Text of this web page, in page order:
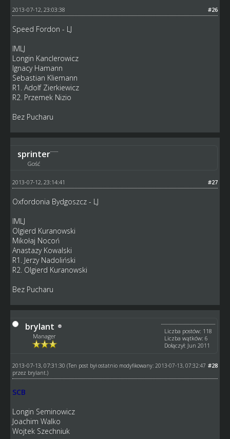
#26
2013-07-12, 23:03:38
Speed Fordon - LJ
IMLJ
Longin Kanclerowicz
Ignacy Hamann
Sebastian Kliemann
R1. Adolf Zierkiewicz
R2. Przemek Nizio
Bez Pucharu
sprinter
Gość
#27
2013-07-12, 23:14:41
Oxfordonia Bydgoszcz - LJ
IMLJ
Olgierd Kuranowski
Mikołaj Nocoń
Anastazy Kowalski
R1. Jerzy Nadoliński
R2. Olgierd Kuranowski
Bez Pucharu
brylant
Manager
Liczba postów: 118
Liczba wątków: 6
Dołączył: Jun 2011
#28
2013-07-13, 07:31:30 (Ten post był ostatnio modyfikowany: 2013-07-13, 07:32:47
przez brylant.)
SCB
Longin Seminowicz
Joachim Walko
Wojtek Szechniuk